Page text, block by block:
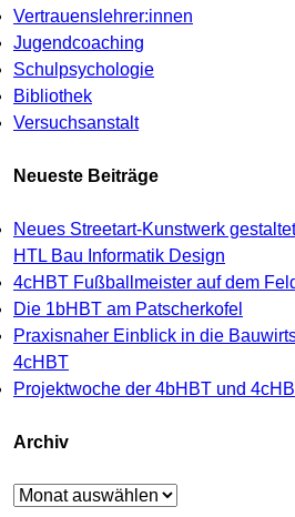
Vertrauenslehrer:innen
Jugendcoaching
Schulpsychologie
Bibliothek
Versuchsanstalt
Neueste Beiträge
Neues Streetart-Kunstwerk
HTL Bau Informatik Design
4cHBT Fußballmeister auf dem
Die 1bHBT am Patscherkofel
Praxisnaher Einblick in die
4cHBT
Projektwoche der 4bHBT und
Archiv
Archiv